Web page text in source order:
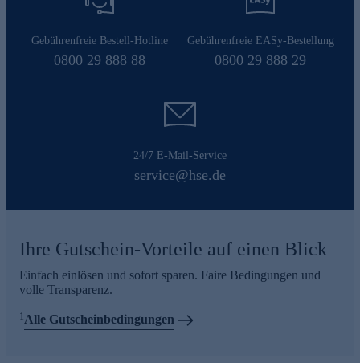
Gebührenfreie Bestell-Hotline
0800 29 888 88
Gebührenfreie EASy-Bestellung
0800 29 888 29
24/7 E-Mail-Service
service@hse.de
Ihre Gutschein-Vorteile auf einen Blick
Einfach einlösen und sofort sparen. Faire Bedingungen und
volle Transparenz.
1Alle Gutscheinbedingungen